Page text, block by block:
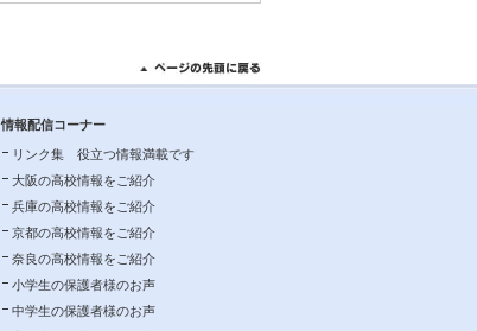
情報配信コーナー
リンク集 役立つ情報満載です
大阪の高校情報をご紹介
兵庫の高校情報をご紹介
京都の高校情報をご紹介
奈良の高校情報をご紹介
小学生の保護者様のお声
中学生の保護者様のお声